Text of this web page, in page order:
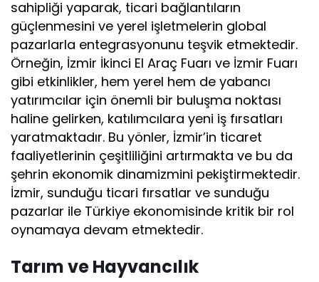
sahipliği yaparak, ticari bağlantıların
güçlenmesini ve yerel işletmelerin global
pazarlarla entegrasyonunu teşvik etmektedir.
Örneğin, İzmir İkinci El Araç Fuarı ve İzmir Fuarı
gibi etkinlikler, hem yerel hem de yabancı
yatırımcılar için önemli bir buluşma noktası
haline gelirken, katılımcılara yeni iş fırsatları
yaratmaktadır. Bu yönler, İzmir’in ticaret
faaliyetlerinin çeşitliliğini artırmakta ve bu da
şehrin ekonomik dinamizmini pekiştirmektedir.
İzmir, sunduğu ticari fırsatlar ve sunduğu
pazarlar ile Türkiye ekonomisinde kritik bir rol
oynamaya devam etmektedir.
Tarım ve Hayvancılık